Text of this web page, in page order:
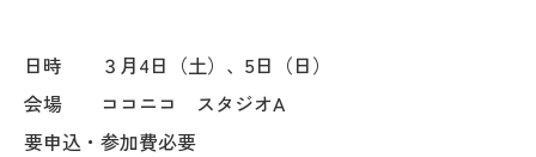
日時 ３月4日（土）、5日（日）
会場 ココニコ スタジオA
要申込・参加費必要